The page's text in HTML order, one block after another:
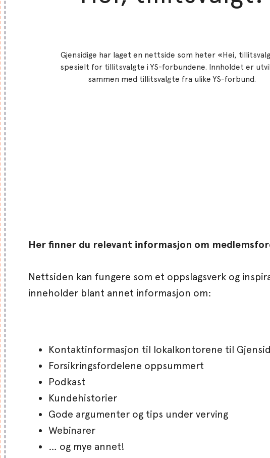
Gjensidige har laget en nettside som heter «Hei,
spesielt for tillitsvalgte i YS-forbundene. Innholdet er
sammen med tillitsvalgte fra ulike YS-forbund.
Her finner du relevant informasjon om
Nettsiden kan fungere som et oppslagsverk og
inneholder blant annet informasjon om:
Kontaktinformasjon til lokalkontorene til
Forsikringsfordelene oppsummert
Podkast
Kundehistorier
Gode argumenter og tips under verving
Webinarer
… og mye annet!